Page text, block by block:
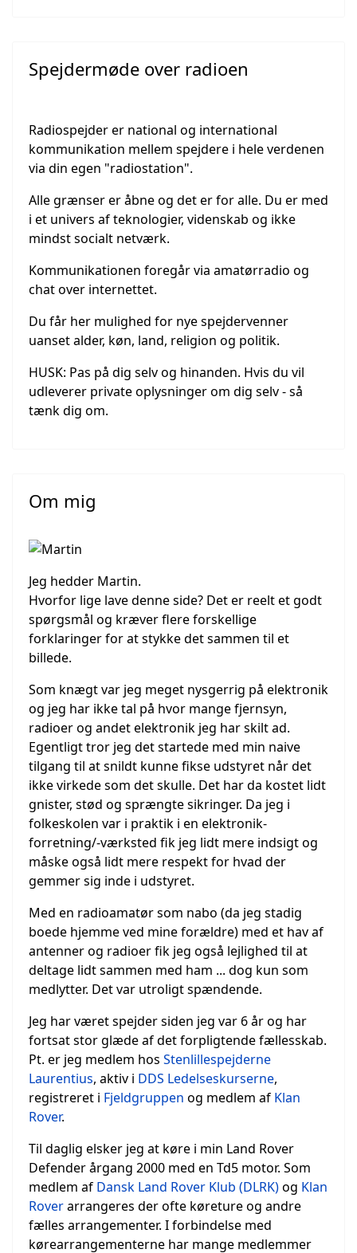
Spejdermøde over radioen
Radiospejder er national og international
kommunikation mellem spejdere i hele verdenen
via din egen "radiostation".
Alle grænser er åbne og det er for alle. Du er med
i et univers af teknologier, videnskab og ikke
mindst socialt netværk.
Kommunikationen foregår via amatørradio og
chat over internettet.
Du får her mulighed for nye spejdervenner
uanset alder, køn, land, religion og politik.
HUSK: Pas på dig selv og hinanden. Hvis du vil
udleverer private oplysninger om dig selv - så
tænk dig om.
Om mig
Jeg hedder Martin.
Hvorfor lige lave denne side? Det er reelt et godt
spørgsmål og kræver flere forskellige
forklaringer for at stykke det sammen til et
billede.
Som knægt var jeg meget nysgerrig på elektronik
og jeg har ikke tal på hvor mange fjernsyn,
radioer og andet elektronik jeg har skilt ad.
Egentligt tror jeg det startede med min naive
tilgang til at snildt kunne fikse udstyret når det
ikke virkede som det skulle. Det har da kostet lidt
gnister, stød og sprængte sikringer. Da jeg i
folkeskolen var i praktik i en elektronik-
forretning/-værksted fik jeg lidt mere indsigt og
måske også lidt mere respekt for hvad der
gemmer sig inde i udstyret.
Med en radioamatør som nabo (da jeg stadig
boede hjemme ved mine forældre) med et hav af
antenner og radioer fik jeg også lejlighed til at
deltage lidt sammen med ham ... dog kun som
medlytter. Det var utroligt spændende.
Jeg har været spejder siden jeg var 6 år og har
fortsat stor glæde af det forpligtende fællesskab.
Pt. er jeg medlem hos Stenlillespejderne
Laurentius, aktiv i DDS Ledelseskurserne,
registreret i Fjeldgruppen og medlem af Klan
Rover.
Til daglig elsker jeg at køre i min Land Rover
Defender årgang 2000 med en Td5 motor. Som
medlem af Dansk Land Rover Klub (DLRK)og Klan
Roverarrangeres der ofte køreture og andre
fælles arrangementer. I forbindelse med
kørearrangementerne har mange medlemmer